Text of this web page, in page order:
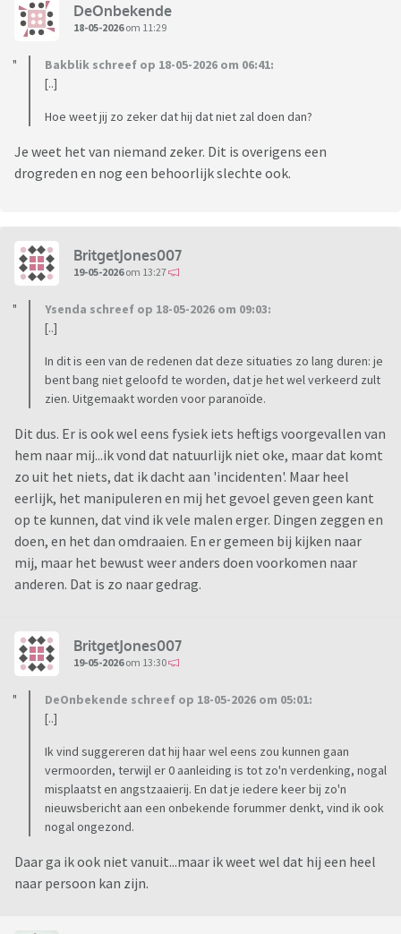
DeOnbekende
18-05-2026om 11:29
Bakblik schreef op 18-05-2026 om 06:41:
[..]
Hoe weet jij zo zeker dat hij dat niet zal doen dan?
Je weet het van niemand zeker. Dit is overigens een
drogreden en nog een behoorlijk slechte ook.
BritgetJones007
19-05-2026om 13:27
Ysenda schreef op 18-05-2026 om 09:03:
[..]
In dit is een van de redenen dat deze situaties zo lang duren: je
bent bang niet geloofd te worden, dat je het wel verkeerd zult
zien. Uitgemaakt worden voor paranoïde.
Dit dus. Er is ook wel eens fysiek iets heftigs voorgevallen van
hem naar mij...ik vond dat natuurlijk niet oke, maar dat komt
zo uit het niets, dat ik dacht aan 'incidenten'. Maar heel
eerlijk, het manipuleren en mij het gevoel geven geen kant
op te kunnen, dat vind ik vele malen erger. Dingen zeggen en
doen, en het dan omdraaien. En er gemeen bij kijken naar
mij, maar het bewust weer anders doen voorkomen naar
anderen. Dat is zo naar gedrag.
BritgetJones007
19-05-2026om 13:30
DeOnbekende schreef op 18-05-2026 om 05:01:
[..]
Ik vind suggereren dat hij haar wel eens zou kunnen gaan
vermoorden, terwijl er 0 aanleiding is tot zo'n verdenking, nogal
misplaatst en angstzaaierij. En dat je iedere keer bij zo'n
nieuwsbericht aan een onbekende forummer denkt, vind ik ook
nogal ongezond.
Daar ga ik ook niet vanuit...maar ik weet wel dat hij een heel
naar persoon kan zijn.